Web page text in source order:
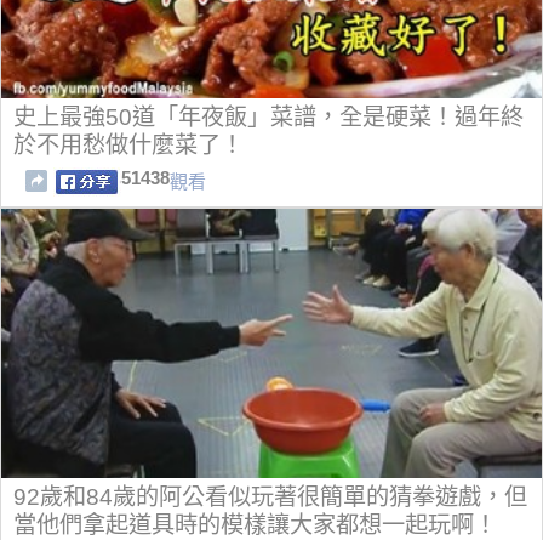
史上最強50道「年夜飯」菜譜，全是硬菜！過年終
於不用愁做什麼菜了！
51438觀看
92歲和84歲的阿公看似玩著很簡單的猜拳遊戲，但
當他們拿起道具時的模樣讓大家都想一起玩啊！